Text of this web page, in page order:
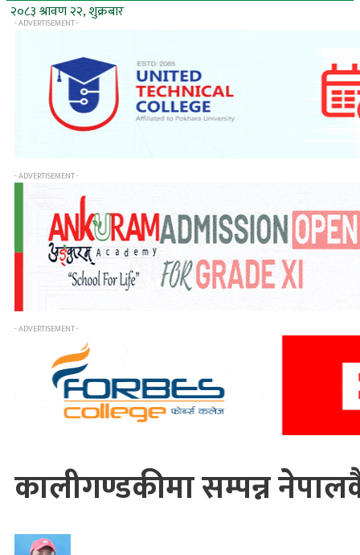
२०८३ श्रावण २२, शुक्रबार
- ADVERTISEMENT -
- ADVERTISEMENT -
- ADVERTISEMENT -
कालीगण्डकीमा सम्पन्न